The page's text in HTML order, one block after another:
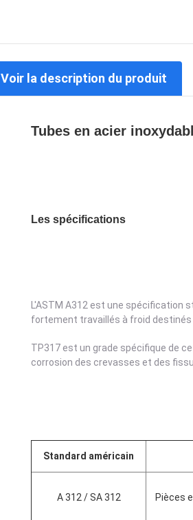
Voir la description du produit
Tubes en acier
Les spécifications
L'ASTM A312 est une spécification
fortement travaillés à froid
TP317 est un grade spécifique de
corrosion des crevasses et des
Standard américain
A 312 / SA 312 Pièces